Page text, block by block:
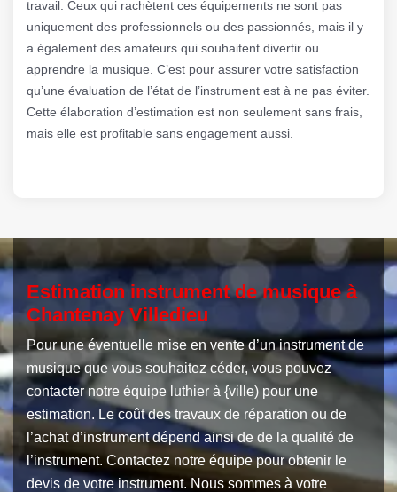
travail. Ceux qui rachètent ces équipements ne sont pas
uniquement des professionnels ou des passionnés, mais il y
a également des amateurs qui souhaitent divertir ou
apprendre la musique. C’est pour assurer votre satisfaction
qu’une évaluation de l’état de l’instrument est à ne pas éviter.
Cette élaboration d’estimation est non seulement sans frais,
mais elle est profitable sans engagement aussi.
Estimation instrument de musique à
Chantenay Villedieu
Pour une éventuelle mise en vente d’un instrument de
musique que vous souhaitez céder, vous pouvez
contacter notre équipe luthier à {ville) pour une
estimation. Le coût des travaux de réparation ou de
l’achat d’instrument dépend ainsi de de la qualité de
l’instrument. Contactez notre équipe pour obtenir le
devis de votre instrument. Nous sommes à votre